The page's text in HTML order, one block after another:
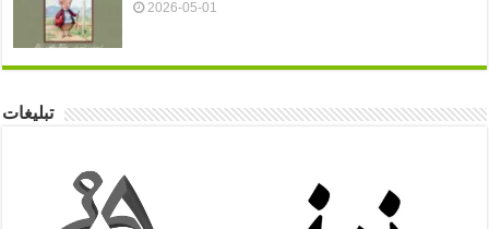
2026-05-01
تبلیغات